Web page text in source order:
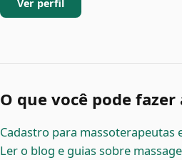
Ver perfil
O que você pode fazer
Cadastro para massoterapeutas
Ler o blog e guias sobre